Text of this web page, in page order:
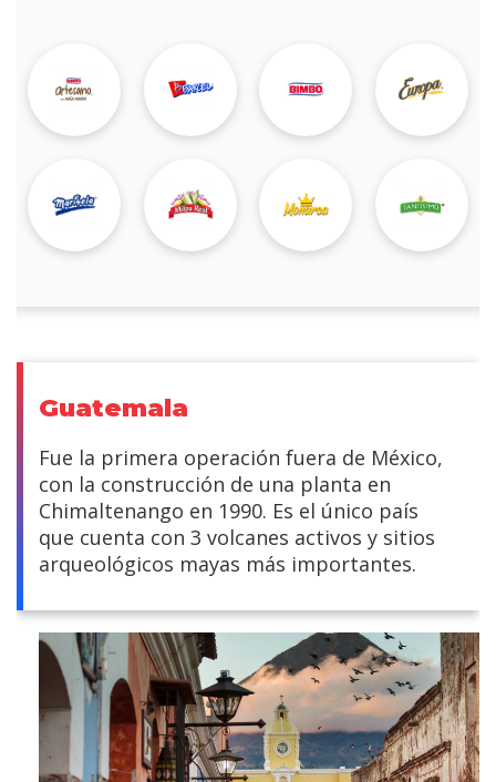
Guatemala
Fue la primera operación fuera de México,
con la construcción de una planta en
Chimaltenango en 1990. Es el único país
que cuenta con 3 volcanes activos y sitios
arqueológicos mayas más importantes.